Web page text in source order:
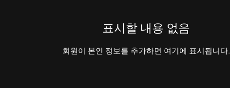
표시할 내용 없음
회원이 본인 정보를 추가하면 여기에 표시됩니다.